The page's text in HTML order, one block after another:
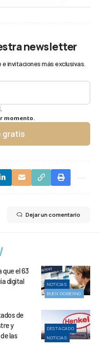
newsletter
invitaciones más exclusivas.
momento.
gratis
Dejar un comentario
NOTICIAS
BUEN GOBIERNO
que el 63
digital
DESTACADO
NOTICIAS
de
y
las